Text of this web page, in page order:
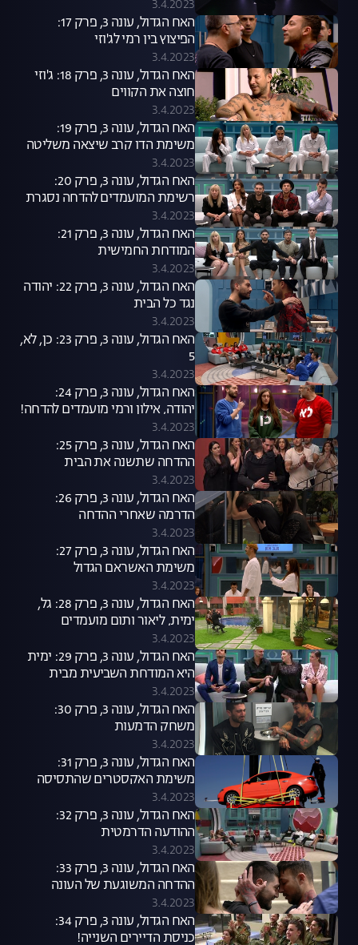
3.4.2023
האח הגדול, עונה 3, פרק 17:
הפיצוץ בין רמי לג'וזי
3.4.2023
האח הגדול, עונה 3, פרק 18: ג'וזי
חוצה את הקווים
3.4.2023
האח הגדול, עונה 3, פרק 19:
משימת הדו קרב שיצאה משליטה
3.4.2023
האח הגדול, עונה 3, פרק 20:
רשימת המועמדים להדחה נסגרת
3.4.2023
האח הגדול, עונה 3, פרק 21:
המודחת החמישית
3.4.2023
האח הגדול, עונה 3, פרק 22: יהודה
נגד כל הבית
3.4.2023
האח הגדול, עונה 3, פרק 23: כן, לא,
5
3.4.2023
האח הגדול, עונה 3, פרק 24:
יהודה, אילון ורמי מועמדים להדחה!
3.4.2023
האח הגדול, עונה 3, פרק 25:
ההדחה שתשנה את הבית
3.4.2023
האח הגדול, עונה 3, פרק 26:
הדרמה שאחרי ההדחה
3.4.2023
האח הגדול, עונה 3, פרק 27:
משימת האשראם הגדול
3.4.2023
האח הגדול, עונה 3, פרק 28: גל,
ימית, ליאור ותום מועמדים
להדחה!
3.4.2023
האח הגדול, עונה 3, פרק 29: ימית
היא המודחת השביעית מבית
"האח הגדול"
3.4.2023
האח הגדול, עונה 3, פרק 30:
משחק הדמעות
3.4.2023
האח הגדול, עונה 3, פרק 31:
משימת האקסטרים שהתסיסה
את הבית
3.4.2023
האח הגדול, עונה 3, פרק 32:
ההודעה הדרמטית
3.4.2023
האח הגדול, עונה 3, פרק 33:
ההדחה המשוגעת של העונה
3.4.2023
האח הגדול, עונה 3, פרק 34:
כניסת הדיירים השנייה!